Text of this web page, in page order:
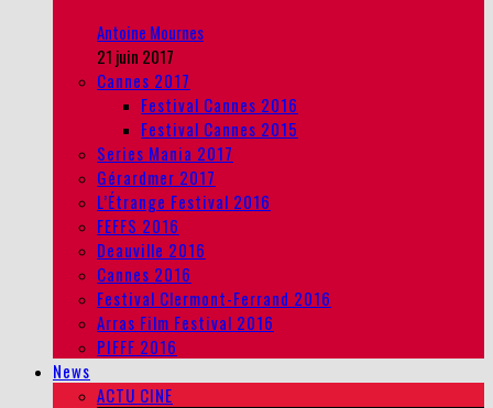
Antoine Mournes
21 juin 2017
Cannes 2017
Festival Cannes 2016
Festival Cannes 2015
Series Mania 2017
Gérardmer 2017
L’Étrange Festival 2016
FEFFS 2016
Deauville 2016
Cannes 2016
Festival Clermont-Ferrand 2016
Arras Film Festival 2016
PIFFF 2016
News
ACTU CINE